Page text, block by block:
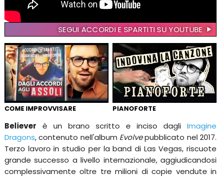
SEGUI ACCORDI E SPARTITI SU YOUTUBE
COME IMPROVVISARE PIANOFORTE
Believer è un brano scritto e inciso dagliImagine
Dragons, contenuto nell'album Evolvepubblicato nel 2017.
Terzo lavoro in studio per la band di Las Vegas, riscuote
grande successo a livello internazionale, aggiudicandosi
complessivamente oltre tre milioni di copie vendute in